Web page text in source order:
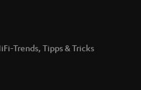
Trends, Tipps & Tricks